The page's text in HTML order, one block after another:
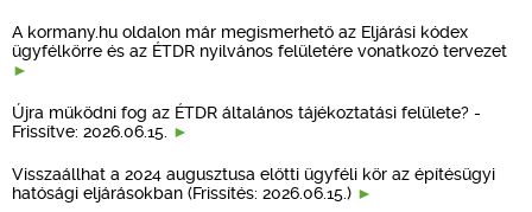
A kormany.hu oldalon már megismerhető az Eljárási kódex
ügyfélkörre és az ÉTDR nyilvános felületére vonatkozó tervezet
Újra működni fog az ÉTDR általános tájékoztatási felülete? -
Frissítve: 2026.06.15.
Visszaállhat a 2024 augusztusa előtti ügyféli kör az építésügyi
hatósági eljárásokban (Frissítés: 2026.06.15.)